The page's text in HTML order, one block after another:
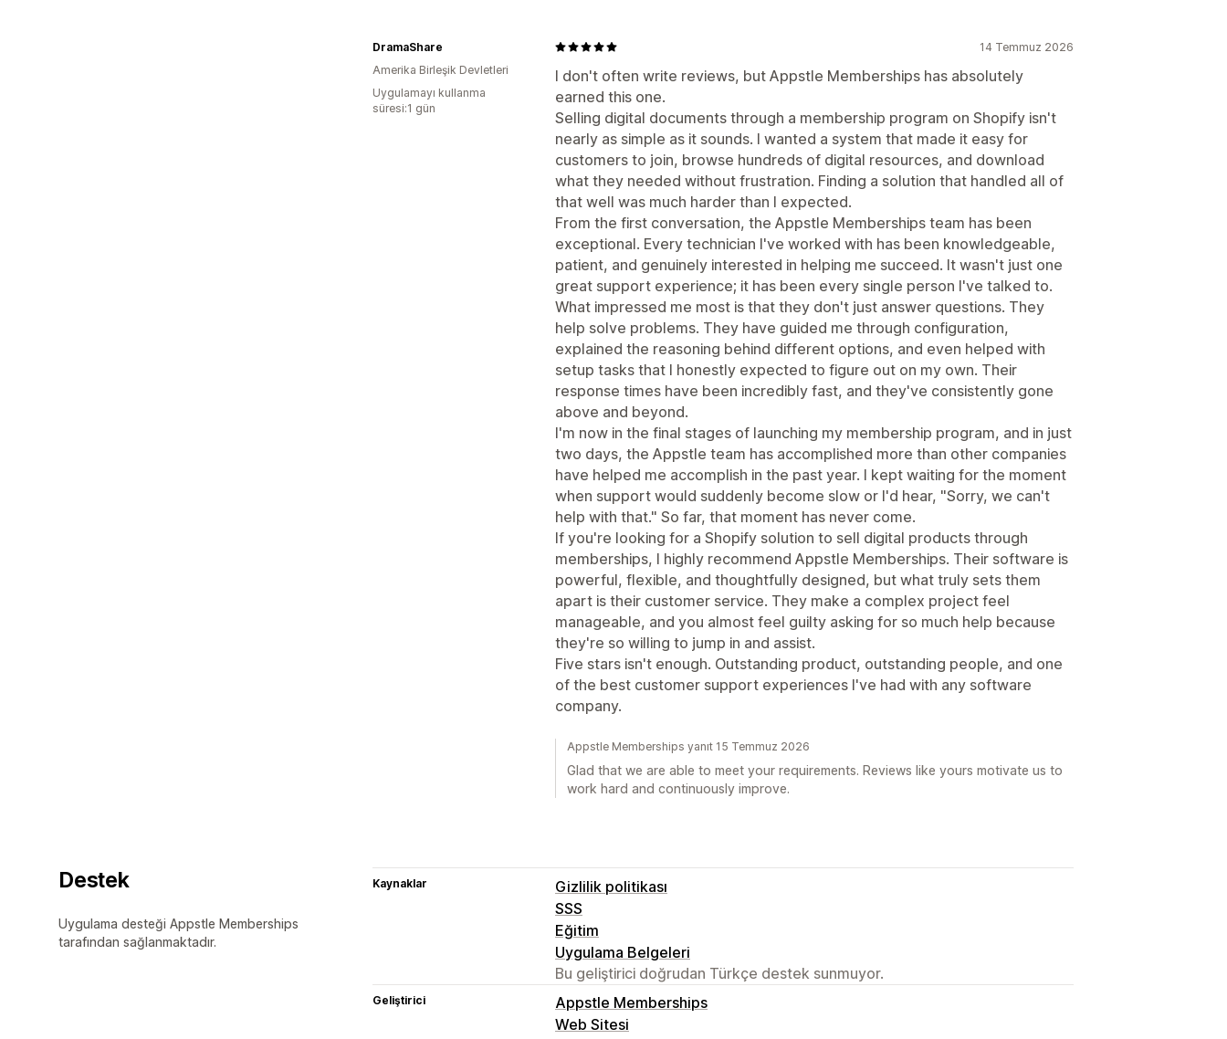
14 Temmuz 2026
I don't often write reviews, but Appstle Memberships has absolutely
earned this one.
Selling digital documents through a membership program on Shopify isn't
nearly as simple as it sounds. I wanted a system that made it easy for
customers to join, browse hundreds of digital resources, and download
what they needed without frustration. Finding a solution that handled all of
that well was much harder than I expected.
From the first conversation, the Appstle Memberships team has been
exceptional. Every technician I've worked with has been knowledgeable,
patient, and genuinely interested in helping me succeed. It wasn't just one
great support experience; it has been every single person I've talked to.
What impressed me most is that they don't just answer questions. They
help solve problems. They have guided me through configuration,
explained the reasoning behind different options, and even helped with
setup tasks that I honestly expected to figure out on my own. Their
response times have been incredibly fast, and they've consistently gone
above and beyond.
I'm now in the final stages of launching my membership program, and in just
two days, the Appstle team has accomplished more than other companies
have helped me accomplish in the past year. I kept waiting for the moment
when support would suddenly become slow or I'd hear, "Sorry, we can't
help with that." So far, that moment has never come.
If you're looking for a Shopify solution to sell digital products through
memberships, I highly recommend Appstle Memberships. Their software is
powerful, flexible, and thoughtfully designed, but what truly sets them
apart is their customer service. They make a complex project feel
manageable, and you almost feel guilty asking for so much help because
they're so willing to jump in and assist.
Five stars isn't enough. Outstanding product, outstanding people, and one
of the best customer support experiences I've had with any software
company.
DramaShare
Amerika Birleşik Devletleri
Uygulamayı kullanma
süresi:1 gün
Appstle Memberships yanıt 15 Temmuz 2026
Glad that we are able to meet your requirements. Reviews like yours motivate us to
work hard and continuously improve.
Destek
Uygulama desteği Appstle Memberships
tarafından sağlanmaktadır.
Kaynaklar
Gizlilik politikası
SSS
Eğitim
Uygulama Belgeleri
Bu geliştirici doğrudan Türkçe destek sunmuyor.
Geliştirici
Appstle Memberships
Web Sitesi